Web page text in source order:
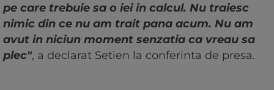
pe care trebuie sa o iei in calcul. Nu traiesc
nimic din ce nu am trait pana acum. Nu am
avut in niciun moment senzatia ca vreau sa
plec", a declarat Setien la conferinta de presa.